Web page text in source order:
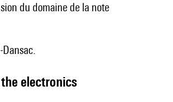
du domaine de la note
electronics